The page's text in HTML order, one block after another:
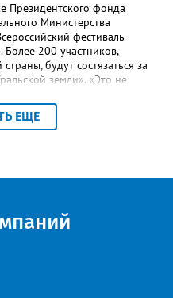
Президентского фонда
Министерства
фестиваль-
Более 200 участников,
будут состязаться за
земли». «Это не
классы от ведущих
прошлых лет и
Оренбургской
фестиваля, эстрадный
конкурса страны
телевизионных проектов
«Голос страны» Алексей
ЕЩЕ